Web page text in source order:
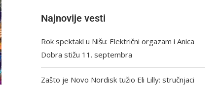
Najnovije vesti
Rok spektakl u Nišu: Električni orgazam i Anica
Dobra stižu 11. septembra
Zašto je Novo Nordisk tužio Eli Lilly: stručnjaci